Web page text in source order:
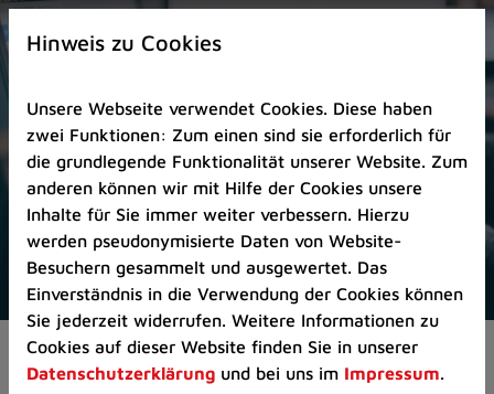
Zur
Startseite
Zum
Seitenanfang
springen
(Schnelltaste
A)
Zur
Navigation/Menü
springen
(Schnelltaste
M)
Zur
Aktuelles Pressemitteilungen
Hinweis zu Cookies
Unsere Webseite verwendet Cookies. Diese haben
zwei Funktionen: Zum einen sind sie erforderlich für
die grundlegende Funktionalität unserer Website. Zum
anderen können wir mit Hilfe der Cookies unsere
Inhalte für Sie immer weiter verbessern. Hierzu
werden pseudonymisierte Daten von Website-
Besuchern gesammelt und ausgewertet. Das
Einverständnis in die Verwendung der Cookies können
Sie jederzeit widerrufen. Weitere Informationen zu
Cookies auf dieser Website finden Sie in unserer
Datenschutzerklärung und bei uns im Impressum.